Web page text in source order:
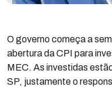
O governo começa a
abertura da CPI para
MEC. As investidas
SP, justamente o